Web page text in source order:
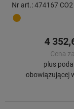
Nr art.: 474167 CO2
4
Cena
plus
obowiązującej